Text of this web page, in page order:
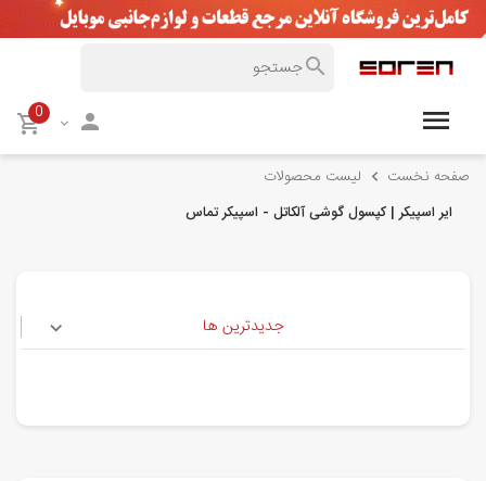
0
صفحه نخست لیست محصولات
ایر اسپیکر | کپسول گوشی آلکاتل - اسپیکر تماس
جدیدترین ها